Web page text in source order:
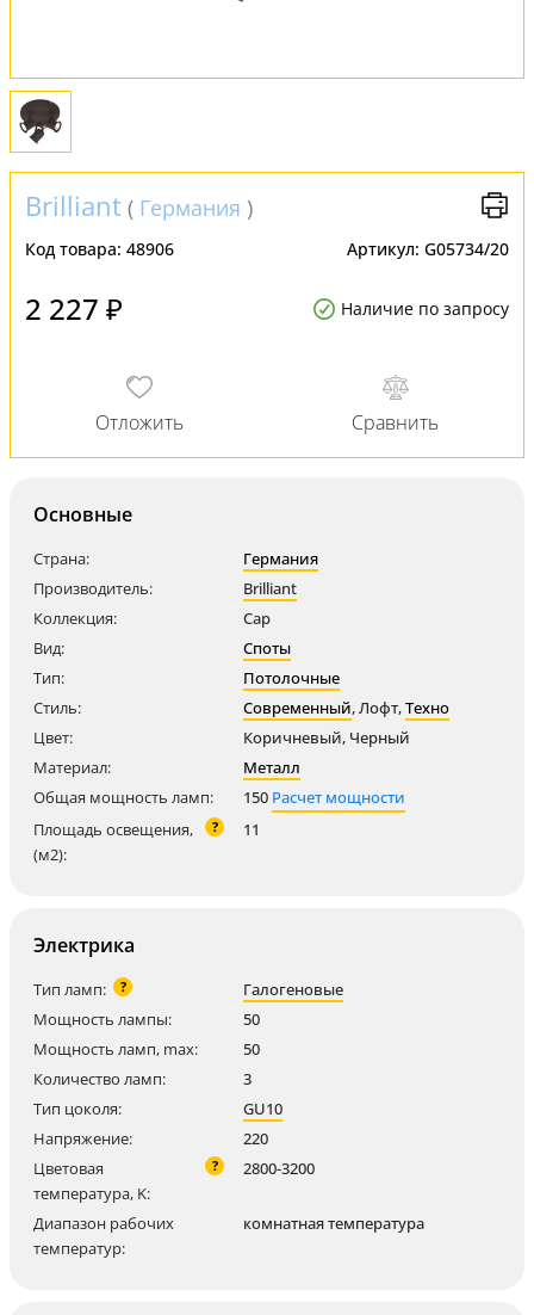
Brilliant ( Германия )
Код товара: 48906 Артикул: G05734/20
2 227 ₽ Наличие по запросу
Основные
Страна:
Германия
Производитель:
Brilliant
Коллекция:
Cap
Вид:
Споты
Тип:
Потолочные
Стиль:
Современный,Лофт,Техно
Цвет:
Коричневый, Черный
Материал:
Металл
Общая мощность ламп:
150 Расчет мощности
Площадь освещения,
(м2):
? 11
Электрика
Тип ламп: ?
Галогеновые
Мощность лампы:
50
Мощность ламп, max:
50
Количество ламп:
3
Тип цоколя:
GU10
Напряжение:
220
Цветовая
температура, K:
? 2800-3200
Диапазон рабочих
температур:
комнатная температура